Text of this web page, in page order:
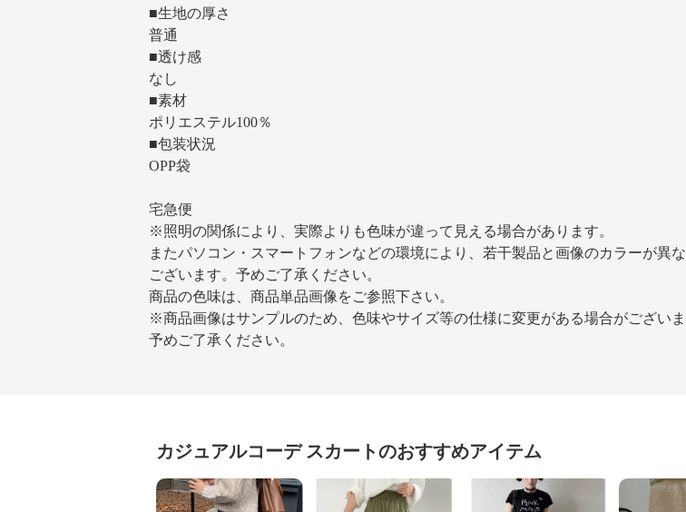
■生地の厚さ
普通
■透け感
なし
■素材
ポリエステル100％
■包装状況
OPP袋
宅急便
※照明の関係により、実際よりも色味が違って見える場合があります。
またパソコン・スマートフォンなどの環境により、若干製品と画像のカラーが異
ございます。予めご了承ください。
商品の色味は、商品単品画像をご参照下さい。
※商品画像はサンプルのため、色味やサイズ等の仕様に変更がある場合がございま
予めご了承ください。
カジュアルコーデ スカートのおすすめアイテム